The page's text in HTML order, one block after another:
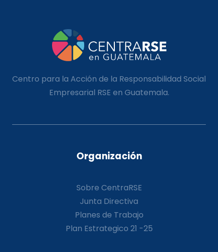
Centro para la Acción de la Responsabilidad Social
Empresarial RSE en Guatemala.
Organización
Sobre CentraRSE
Junta Directiva
Planes de Trabajo
Plan Estrategico 21 -25